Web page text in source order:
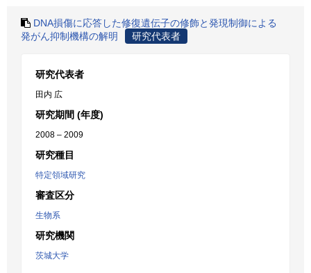
DNA損傷に応答した修復遺伝子の修飾と発現制御による
発がん抑制機構の解明
研究代表者
研究代表者
田内 広
研究期間 (年度)
2008 – 2009
研究種目
特定領域研究
審査区分
生物系
研究機関
茨城大学